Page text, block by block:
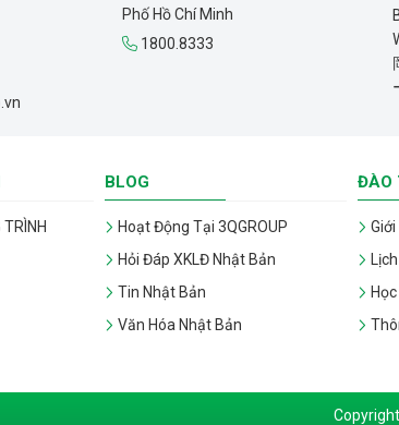
Phố Hồ Chí Minh
1800.8333
TRÌNH
BLOG
Hoạt Động Tại 3QGROUP
Hỏi Đáp XKLĐ Nhật Bản
Tin Nhật Bản
Văn Hóa Nhật Bản
ĐÀO